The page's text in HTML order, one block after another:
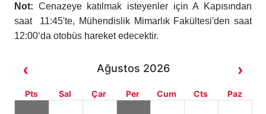
Not: Cenazeye katılmak isteyenler için A Kapısından
saat 11:45'te, Mühendislik Mimarlık Fakültesi'den saat
12:00‘da otobüs hareket edecektir.
Ağustos 2026
Pts Sal Çar Per Cum Cts Paz